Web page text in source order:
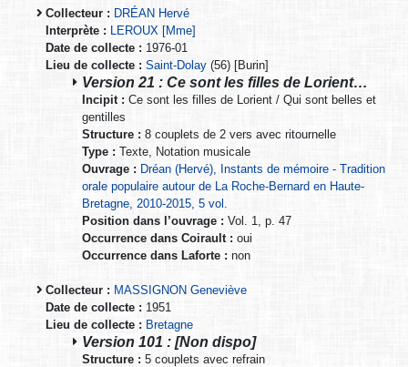
Collecteur : DRÉAN Hervé
Interprète : LEROUX [Mme]
Date de collecte : 1976-01
Lieu de collecte : Saint-Dolay (56) [Burin]
Version 21 : Ce sont les filles de Lorient…
Incipit : Ce sont les filles de Lorient / Qui sont belles et
gentilles
Structure : 8 couplets de 2 vers avec ritournelle
Type : Texte, Notation musicale
Ouvrage : Dréan (Hervé), Instants de mémoire - Tradition
orale populaire autour de La Roche-Bernard en Haute-
Bretagne, 2010-2015, 5 vol.
Position dans l’ouvrage : Vol. 1, p. 47
Occurrence dans Coirault : oui
Occurrence dans Laforte : non
Collecteur : MASSIGNON Geneviève
Date de collecte : 1951
Lieu de collecte : Bretagne
Version 101 : [Non dispo]
Structure : 5 couplets avec refrain